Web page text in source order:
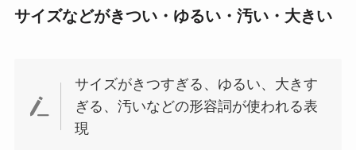
サイズなどがきつい・ゆるい・汚い・大きい
サイズがきつすぎる、ゆるい、大きす
ぎる、汚いなどの形容詞が使われる表
現